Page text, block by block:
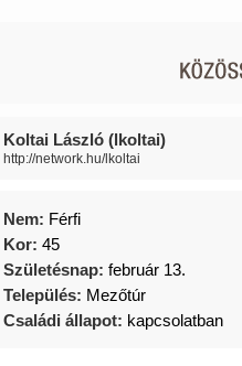
Koltai László (lkoltai)
http://network.hu/lkoltai
Nem: Férfi
Kor: 45
Születésnap: február 13.
Település: Mezőtúr
Családi állapot: kapcsolatban